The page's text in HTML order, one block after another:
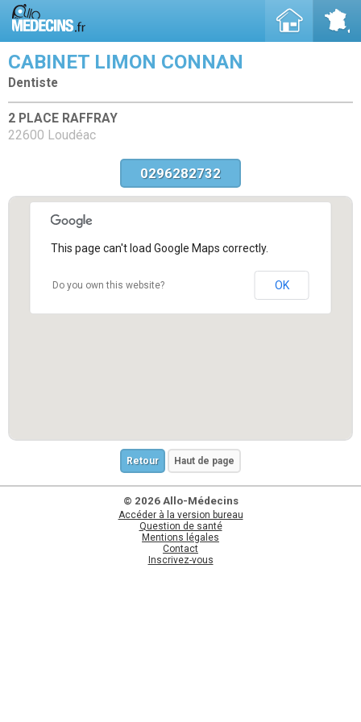
CABINET LIMON CONNAN
Dentiste
2 PLACE RAFFRAY
22600 Loudéac
0296282732
This page can't load Google Maps correctly.
Do you own this website? OK
Retour Haut de page
© 2026 Allo-Médecins
Accéder à la version bureau
Question de santé
Mentions légales
Contact
Inscrivez-vous